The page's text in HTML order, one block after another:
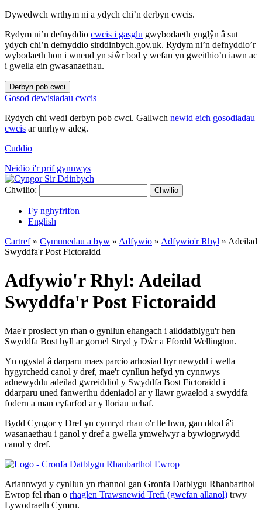
Dywedwch wrthym ni a ydych chi’n derbyn cwcis.
Rydym ni’n defnyddio cwcis i gasglu gwybodaeth ynglŷn â sut
ydych chi’n defnyddio sirddinbych.gov.uk. Rydym ni’n defnyddio’r
wybodaeth hon i wneud yn siŵr bod y wefan yn gweithio’n iawn ac
i gwella ein gwasanaethau.
Derbyn pob cwci
Gosod dewisiadau cwcis
Rydych chi wedi derbyn pob cwci. Gallwch newid eich gosodiadau
cwcis ar unrhyw adeg.
Cuddio
Neidio i'r prif gynnwys
Chwilio: Chwilio
Fy nghyfrifon
English
Cartref» Cymunedau a byw » Adfywio » Adfywio'r Rhyl » Adeilad
Swyddfa'r Post Fictoraidd
Adfywio'r Rhyl: Adeilad
Swyddfa'r Post Fictoraidd
Mae'r prosiect yn rhan o gynllun ehangach i ailddatblygu'r hen
Swyddfa Bost hyll ar gornel Stryd y Dŵr a Ffordd Wellington.
Yn ogystal â darparu maes parcio arhosiad byr newydd i wella
hygyrchedd canol y dref, mae'r cynllun hefyd yn cynnwys
adnewyddu adeilad gwreiddiol y Swyddfa Bost Fictoraidd i
ddarparu uned fanwerthu ddeniadol ar y llawr gwaelod a swyddfa
fodern a man cyfarfod ar y lloriau uchaf.
Bydd Cyngor y Dref yn cymryd rhan o'r lle hwn, gan ddod â'i
wasanaethau i ganol y dref a gwella ymwelwyr a bywiogrwydd
canol y dref.
Ariannwyd y cynllun yn rhannol gan Gronfa Datblygu Rhanbarthol
Ewrop fel rhan o rhaglen Trawsnewid Trefi (gwefan allanol) trwy
Lywodraeth Cymru.